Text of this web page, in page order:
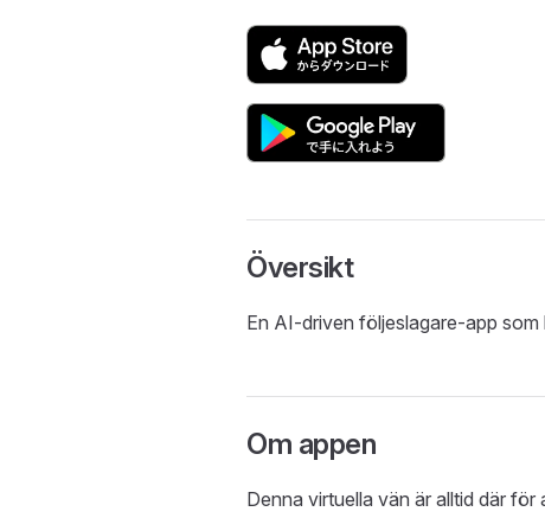
Översikt
En AI-driven följeslagare-app
Om appen
Denna virtuella vän är alltid där